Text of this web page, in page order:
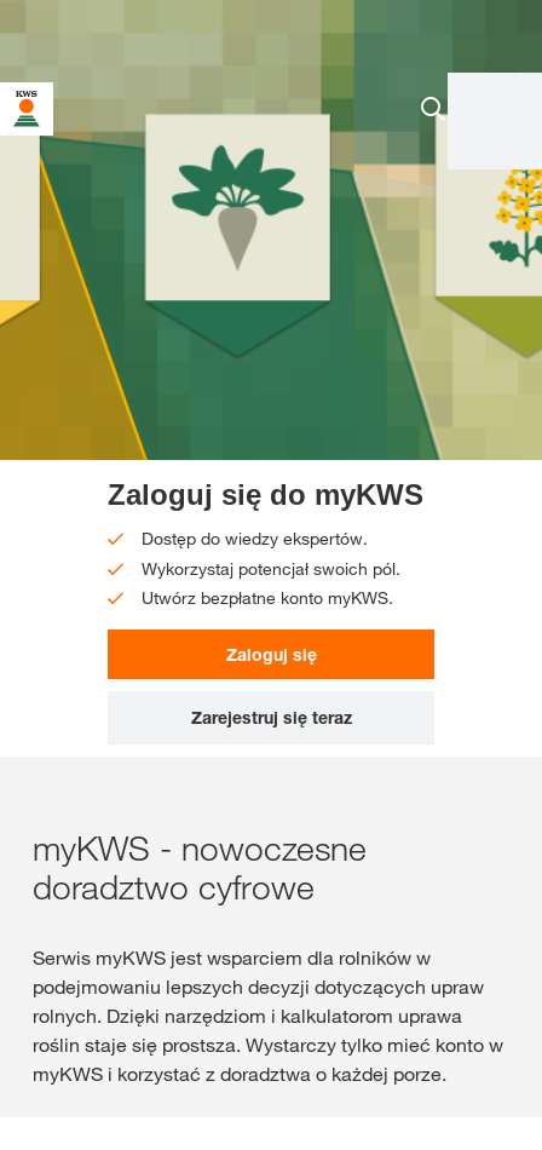
Zaloguj się do myKWS
Dostęp do wiedzy ekspertów.
Wykorzystaj potencjał swoich pól.
Utwórz bezpłatne konto myKWS.
Zaloguj się
Zarejestruj się teraz
myKWS - nowoczesne
doradztwo cyfrowe
Serwis myKWS jest wsparciem dla rolników w
podejmowaniu lepszych decyzji dotyczących upraw
rolnych. Dzięki narzędziom i kalkulatorom uprawa
roślin staje się prostsza. Wystarczy tylko mieć konto w
myKWS i korzystać z doradztwa o każdej porze.